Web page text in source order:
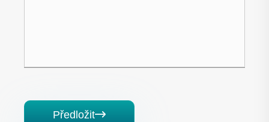
Předložit